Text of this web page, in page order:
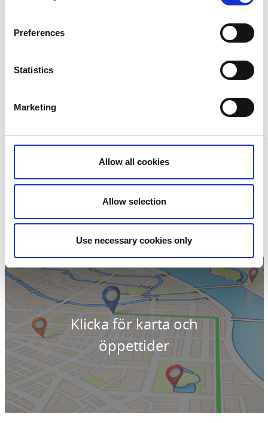
Preferences
Statistics
Marketing
Allow all cookies
Allow selection
Use necessary cookies only
Kontaktinformation
Snäjk
Parallellgatan 38
E-post:kundservice@snajk.se
Klicka för karta och
öppettider